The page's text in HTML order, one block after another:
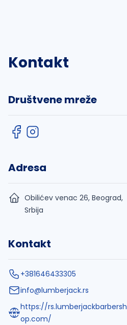
Kontakt
Društvene mreže
Adresa
Obilićev venac 26, Beograd,
Srbija
Kontakt
+381646433305
info@lumberjack.rs
https://rs.lumberjackbarbersh
op.com/